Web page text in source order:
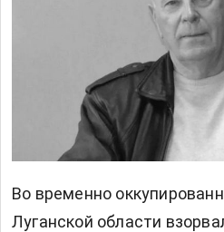
Во временно
Луганской области